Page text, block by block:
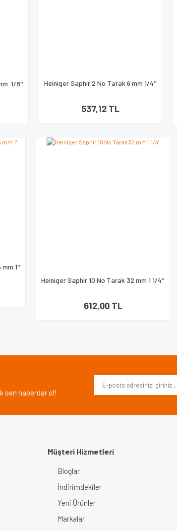
1/8'' Heiniger Saphir 2 No Tarak 6 mm 1/4''
537,12 TL
1''
Heiniger Saphir 10 No Tarak 32 mm 1 1/4''
612,00 TL
sen haberdar ol!
Müşteri Hizmetleri
Bloglar
İndirimdekiler
Yeni Ürünler
Markalar